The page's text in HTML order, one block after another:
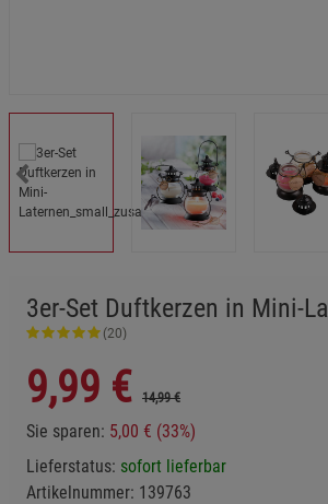
3er-Set Duftkerzen in Mini-
(20)
9,99 € 14,99 €
Sie sparen: 5,00 € (33%)
Lieferstatus: sofort lieferbar
Artikelnummer: 139763